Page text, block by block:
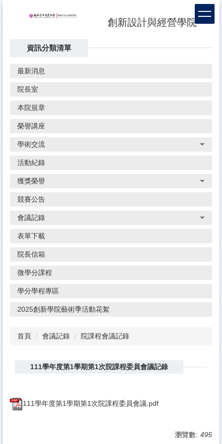
創新設計與經營學院
資訊分類清單
最新消息
院長室
本院規章
榮譽講座
學術交流
活動紀錄
獲獎榮譽
競賽公告
會議記錄
表單下載
院長信箱
微學分課程
學分學程專區
2025創新學院藝術季活動花絮
首頁 會議記錄 院課程會議記錄
111學年度第1學期第1次院課程委員會議記錄
111學年度第1學期第1次院課程委員會議.pdf
瀏覽數: 495